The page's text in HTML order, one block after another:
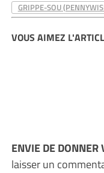
GRIPPE-SOU
VOUS AIMEZ
ENVIE DE DONNER
laisser un